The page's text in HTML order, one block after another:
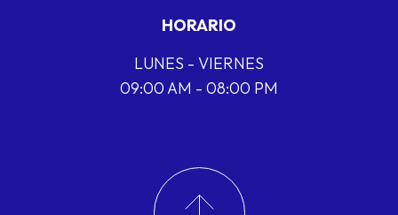
HORARIO
LUNES - VIERNES
09:00 AM - 08:00 PM